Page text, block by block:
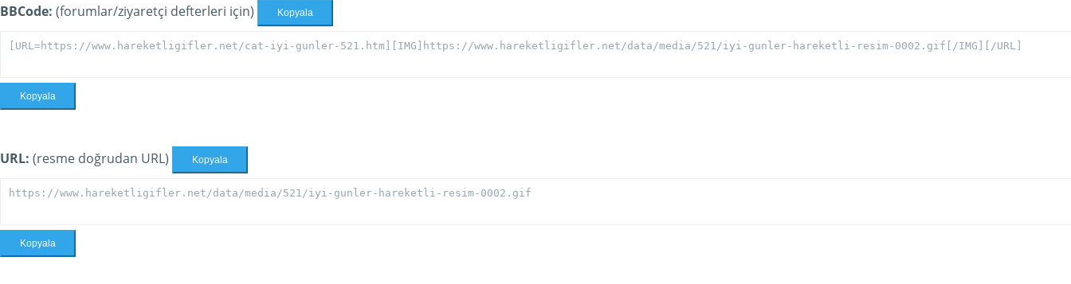
BBCode: (forumlar/ziyaretçi defterleri için) Kopyala
Kopyala
URL: (resme doğrudan URL) Kopyala
Kopyala